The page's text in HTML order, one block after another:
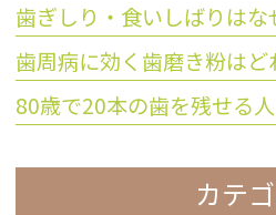
歯ぎしり・食いしばりはな
歯周病に効く歯磨き粉はど
カテ